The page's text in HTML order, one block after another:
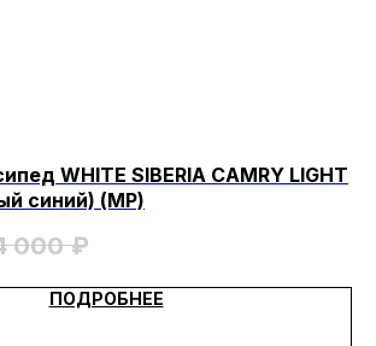
WHITE SIBERIA CAMRY LIGHT
синий) (МР)
000 ₽
ПОДРОБНЕЕ